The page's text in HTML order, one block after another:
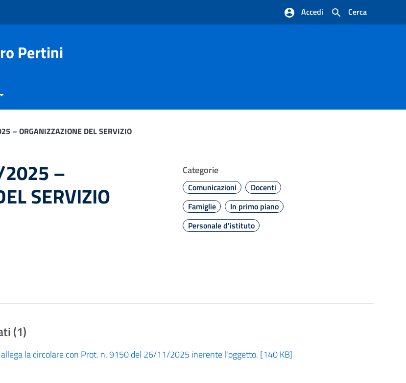
Cerca
Accedi
Pertini
– ORGANIZZAZIONE DEL SERVIZIO
–
SERVIZIO
Categorie
Comunicazioni
Docenti
Famiglie
In primo piano
Personale d'istituto
(1)
la circolare con Prot. n. 9150 del 26/11/2025 inerente l'oggetto. [140 KB]